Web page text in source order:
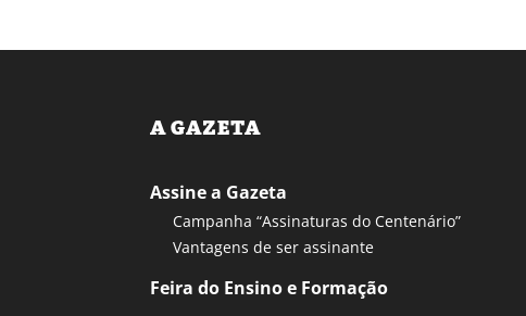
A GAZETA
Assine a Gazeta
Campanha “Assinaturas do Centenário”
Vantagens de ser assinante
Feira do Ensino e Formação